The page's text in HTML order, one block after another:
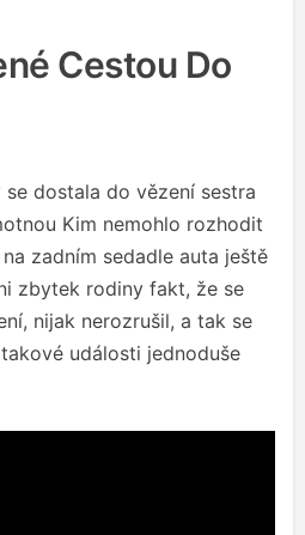
Cestou Do
dostala do vězení sestra
Kim nemohlo rozhodit
zadním sedadle auta ještě
zbytek rodiny fakt, že se
nijak nerozrušil, a tak se
události jednoduše